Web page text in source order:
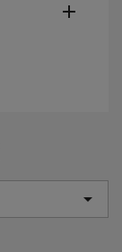

